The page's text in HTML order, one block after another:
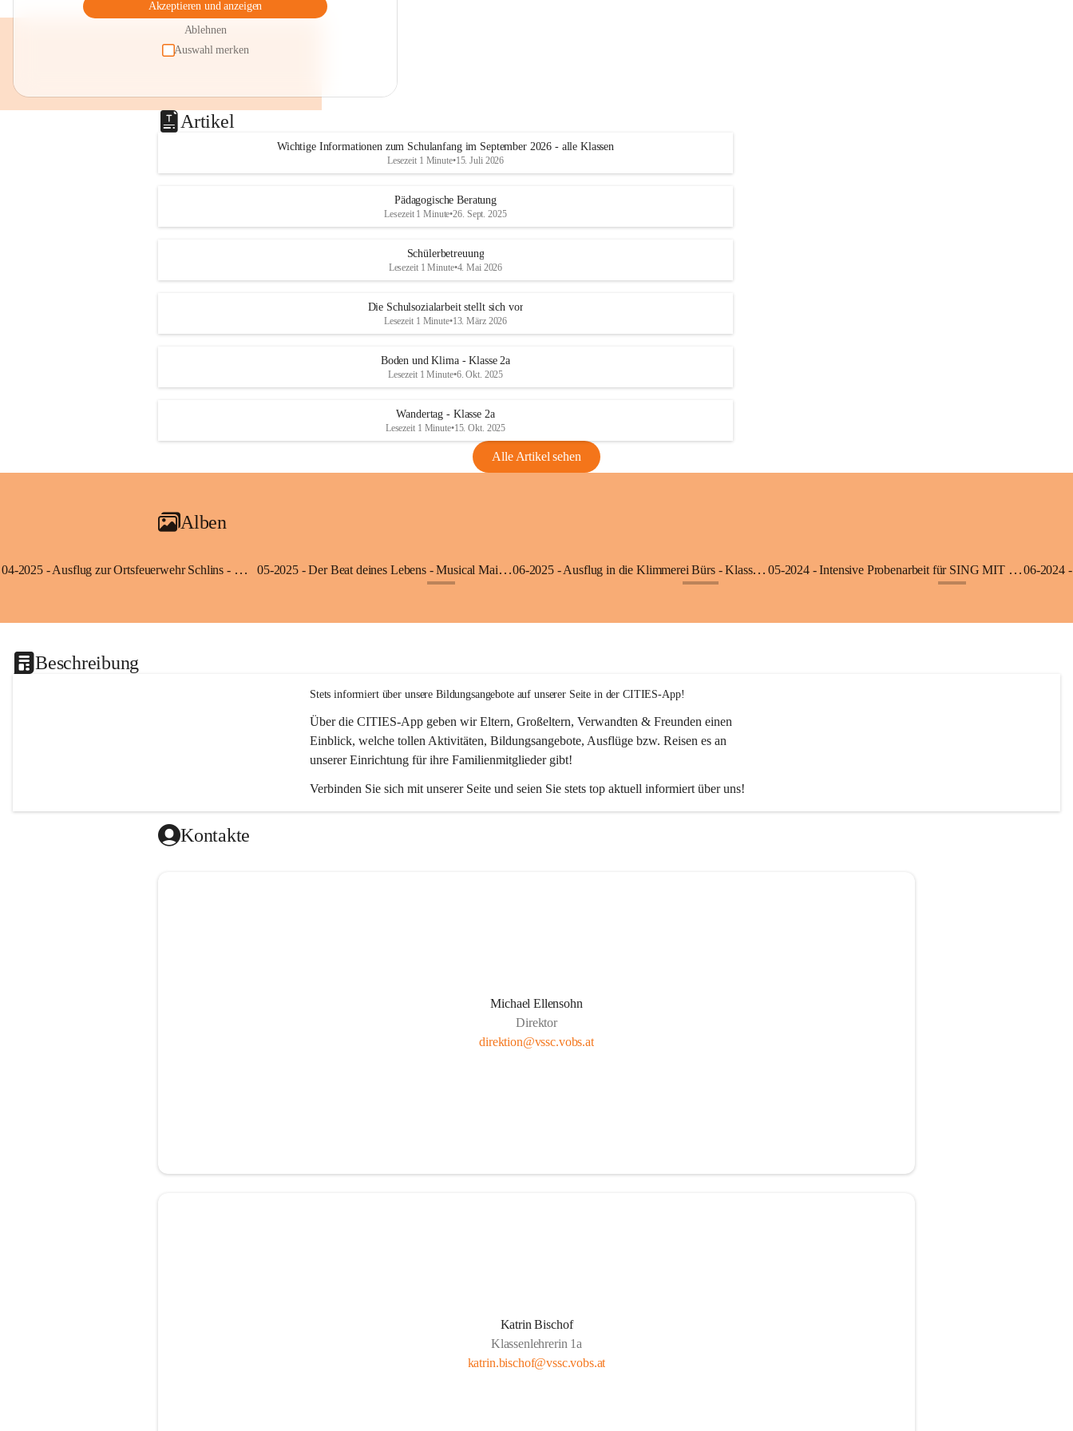
Akzeptieren und anzeigen
Ablehnen
Auswahl merken
Artikel
Wichtige Informationen zum Schulanfang im September 2026 - alle Klassen
Lesezeit 1 Minute•15. Juli 2026
Pädagogische Beratung
Lesezeit 1 Minute•26. Sept. 2025
Schülerbetreuung
Lesezeit 1 Minute•4. Mai 2026
Die Schulsozialarbeit stellt sich vor
Lesezeit 1 Minute•13. März 2026
Boden und Klima - Klasse 2a
Lesezeit 1 Minute•6. Okt. 2025
Wandertag - Klasse 2a
Lesezeit 1 Minute•15. Okt. 2025
Alle Artikel sehen
Alben
04-2025 - Ausflug zur Ortsfeuerwehr Schlins - Klassen 3a und 3b 05-2025 - Der Beat deines Lebens - Musical Mai 2025 06-2025 - Ausflug in die Klimmerei Bürs - Klasse 1a 05-2024 - Intensive Probenarbeit für SING MIT - Klasse 3b06-2024
Beschreibung
Stets informiert über unsere Bildungsangebote auf unserer Seite in der CITIES-App!
Über die CITIES-App geben wir Eltern, Großeltern, Verwandten & Freunden einen
Einblick, welche tollen Aktivitäten, Bildungsangebote, Ausflüge bzw. Reisen es an
unserer Einrichtung für ihre Familienmitglieder gibt!
Verbinden Sie sich mit unserer Seite und seien Sie stets top aktuell informiert über uns!
Kontakte
Michael Ellensohn
Direktor
direktion@vssc.vobs.at
Katrin Bischof
Klassenlehrerin 1a
katrin.bischof@vssc.vobs.at